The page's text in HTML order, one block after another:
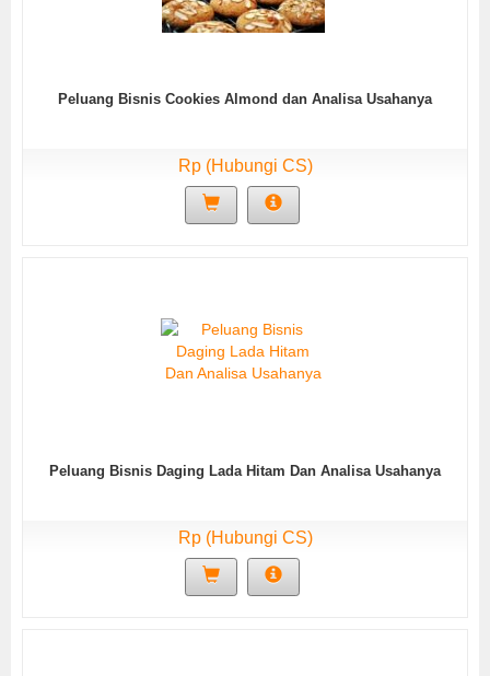
Peluang Bisnis Cookies Almond dan Analisa Usahanya
Rp (Hubungi CS)
Peluang Bisnis Daging Lada Hitam Dan Analisa Usahanya
Rp (Hubungi CS)